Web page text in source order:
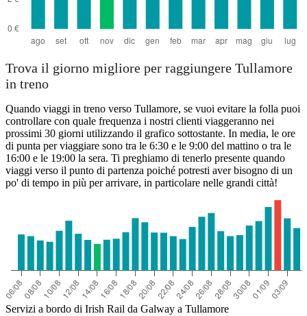
Trova il giorno migliore per raggiungere Tullamore
in treno
Quando viaggi in treno verso Tullamore, se vuoi evitare la folla puoi
controllare con quale frequenza i nostri clienti viaggeranno nei
prossimi 30 giorni utilizzando il grafico sottostante. In media, le ore
di punta per viaggiare sono tra le 6:30 e le 9:00 del mattino o tra le
16:00 e le 19:00 la sera. Ti preghiamo di tenerlo presente quando
viaggi verso il punto di partenza poiché potresti aver bisogno di un
po' di tempo in più per arrivare, in particolare nelle grandi città!
Servizi a bordo di Irish Rail da Galway a Tullamore